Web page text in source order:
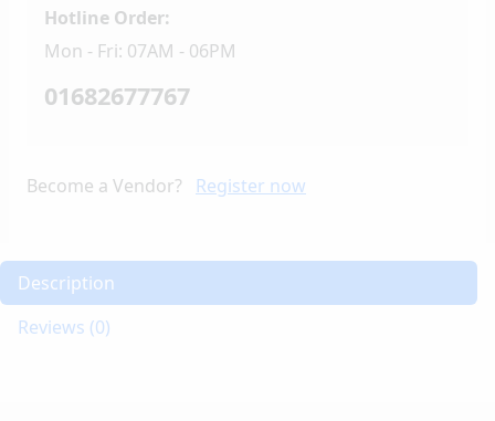
Hotline Order:
Mon - Fri: 07AM - 06PM
01682677767
Become a Vendor? Register now
Description
Reviews (0)